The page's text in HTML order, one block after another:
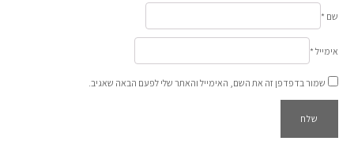
שם *
אימייל *
שמור בדפדפן זה את השם, האימייל והאתר שלי לפעם הבאה שאגיב.